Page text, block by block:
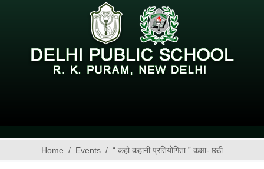
Home Events “ कहो कहानी प्रतियोगिता ” कक्षा- छठी